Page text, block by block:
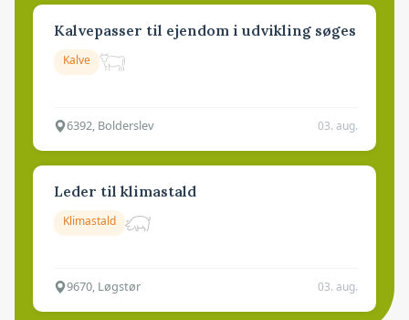
Kalvepasser til ejendom i udvikling søges
Kalve
6392, Bolderslev 03. aug.
Leder til klimastald
Klimastald
9670, Løgstør 03. aug.